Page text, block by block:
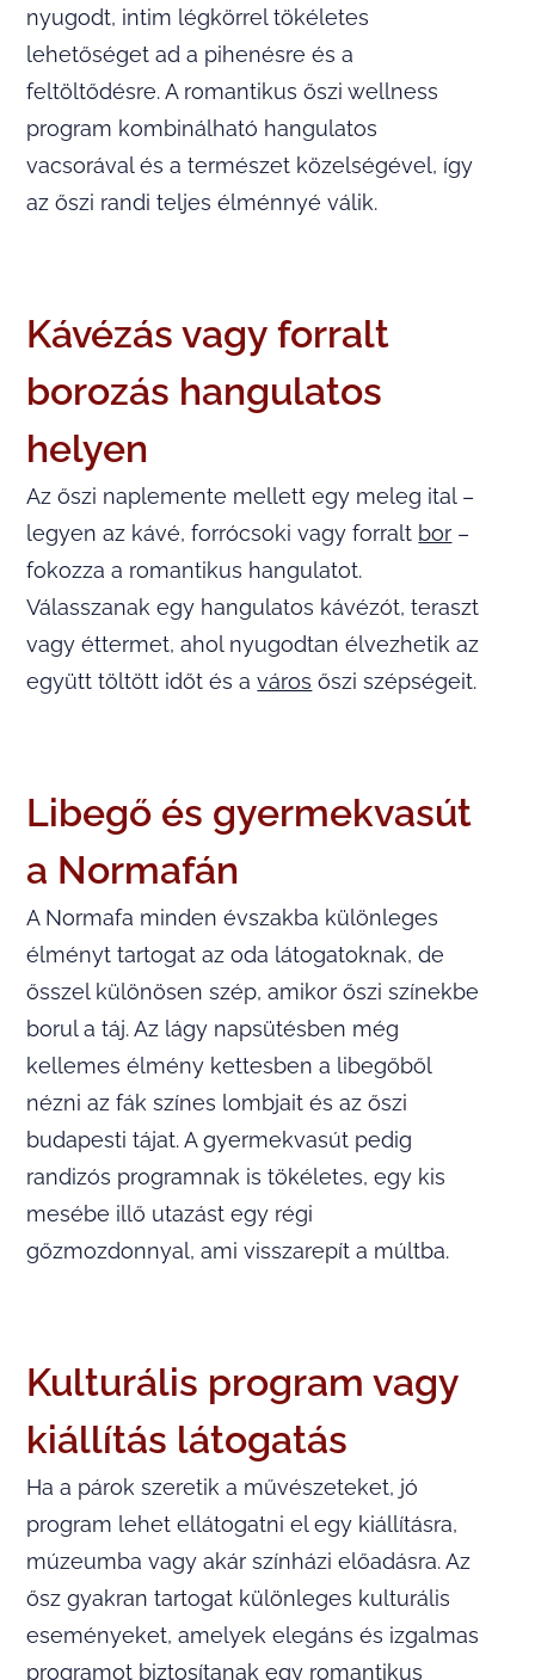
nyugodt, intim légkörrel tökéletes
lehetőséget ad a pihenésre és a
feltöltődésre. A romantikus őszi wellness
program kombinálható hangulatos
vacsorával és a természet közelségével, így
az őszi randi teljes élménnyé válik.
Kávézás vagy forralt
borozás hangulatos
helyen
Az őszi naplemente mellett egy meleg ital –
legyen az kávé, forrócsoki vagy forralt bor –
fokozza a romantikus hangulatot.
Válasszanak egy hangulatos kávézót, teraszt
vagy éttermet, ahol nyugodtan élvezhetik az
együtt töltött időt és aváros őszi szépségeit.
Libegő és gyermekvasút
a Normafán
A Normafa minden évszakba különleges
élményt tartogat az oda látogatoknak, de
ősszel különösen szép, amikor őszi színekbe
borul a táj. Az lágy napsütésben még
kellemes élmény kettesben a libegőből
nézni az fák színes lombjait és az őszi
budapesti tájat. A gyermekvasút pedig
randizós programnak is tökéletes, egy kis
mesébe illő utazást egy régi
gőzmozdonnyal, ami visszarepít a múltba.
Kulturális program vagy
kiállítás látogatás
Ha a párok szeretik a művészeteket, jó
program lehet ellátogatni el egy kiállításra,
múzeumba vagy akár színházi előadásra. Az
ősz gyakran tartogat különleges kulturális
eseményeket, amelyek elegáns és izgalmas
programot biztosítanak egy romantikus